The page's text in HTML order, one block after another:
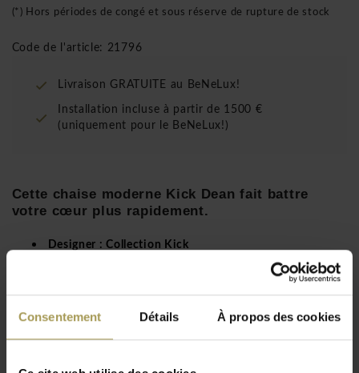
Consentement Détails À propos des cookies
(*) Hors périodes de congé et sous réserve de rupture de stock
Code de l'article: 21796
Livraison GRATUITE au BeNeLux!
Installation incluse à partir de 1500 €
(uniquement pour le BeNeLux!)
Cette chaise moderne Kick Dean fait battre
votre cœur plus rapidement.
Designer : Collection Kick
Cadre en métal et siège en tissu coton
56 cm (largeur) x 50 cm (profondeur) x
cm.